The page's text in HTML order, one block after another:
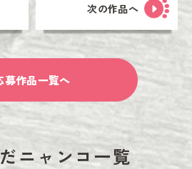
次の作品へ
募作品一覧へ
ニャンコ一覧